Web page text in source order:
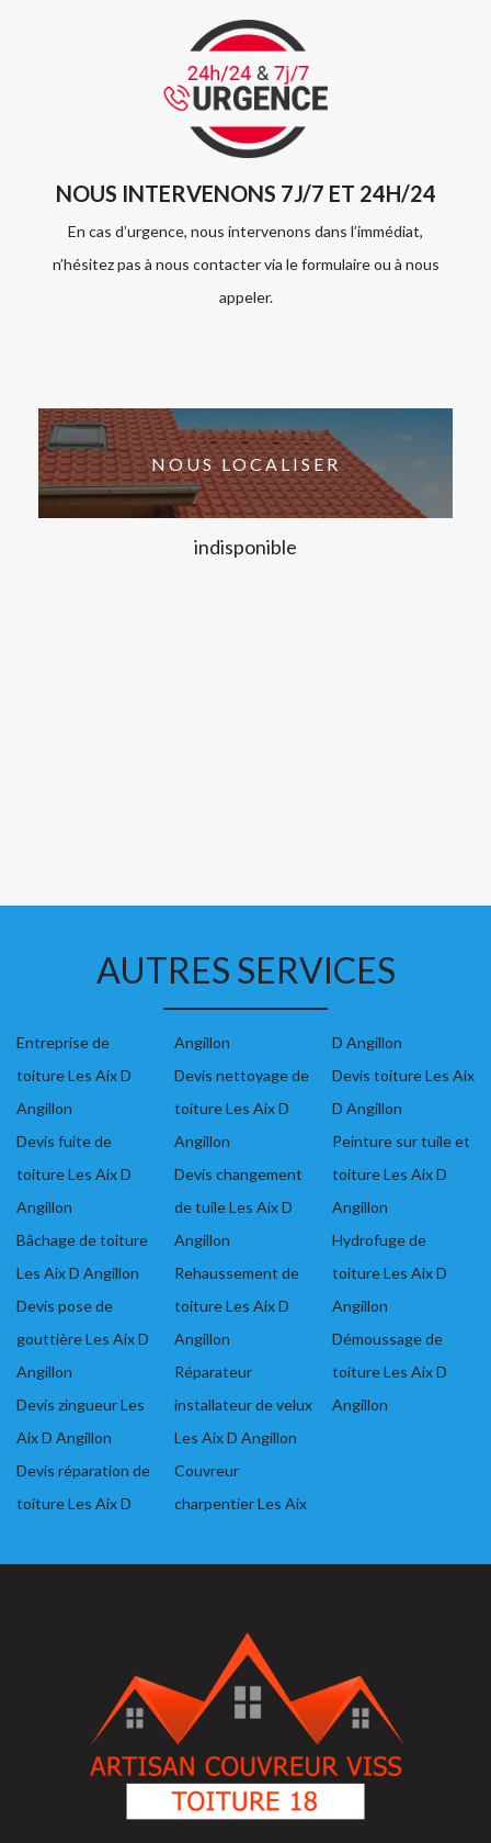
NOUS INTERVENONS 7J/7 ET 24H/24
En cas d’urgence, nous intervenons dans l’immédiat,
n’hésitez pas à nous contacter via le formulaire ou à nous
appeler.
NOUS LOCALISER
indisponible
AUTRES SERVICES
Entreprise de
toiture Les Aix D
Angillon
Devis fuite de
toiture Les Aix D
Angillon
Bâchage de toiture
Les Aix D Angillon
Devis pose de
gouttière Les Aix D
Angillon
Devis zingueur Les
Aix D Angillon
Devis réparation de
toiture Les Aix D
Angillon
Devis nettoyage de
toiture Les Aix D
Angillon
Devis changement
de tuile Les Aix D
Angillon
Rehaussement de
toiture Les Aix D
Angillon
Réparateur
installateur de velux
Les Aix D Angillon
Couvreur
charpentier Les Aix
D Angillon
Devis toiture Les Aix
D Angillon
Peinture sur tuile et
toiture Les Aix D
Angillon
Hydrofuge de
toiture Les Aix D
Angillon
Démoussage de
toiture Les Aix D
Angillon